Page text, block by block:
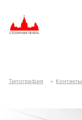
Типография » Контакты